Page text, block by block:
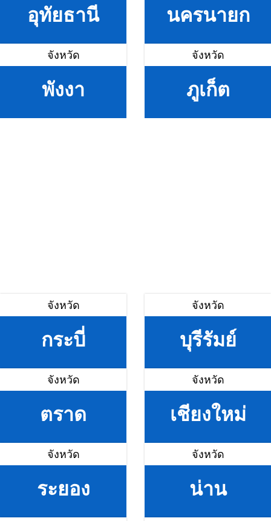
อุทัยธานี นครนายก
จังหวัด
พังงา
จังหวัด
ภูเก็ต
จังหวัด
กระบี่
จังหวัด
บุรีรัมย์
จังหวัด
ตราด
จังหวัด
เชียงใหม่
จังหวัด
ระยอง
จังหวัด
น่าน